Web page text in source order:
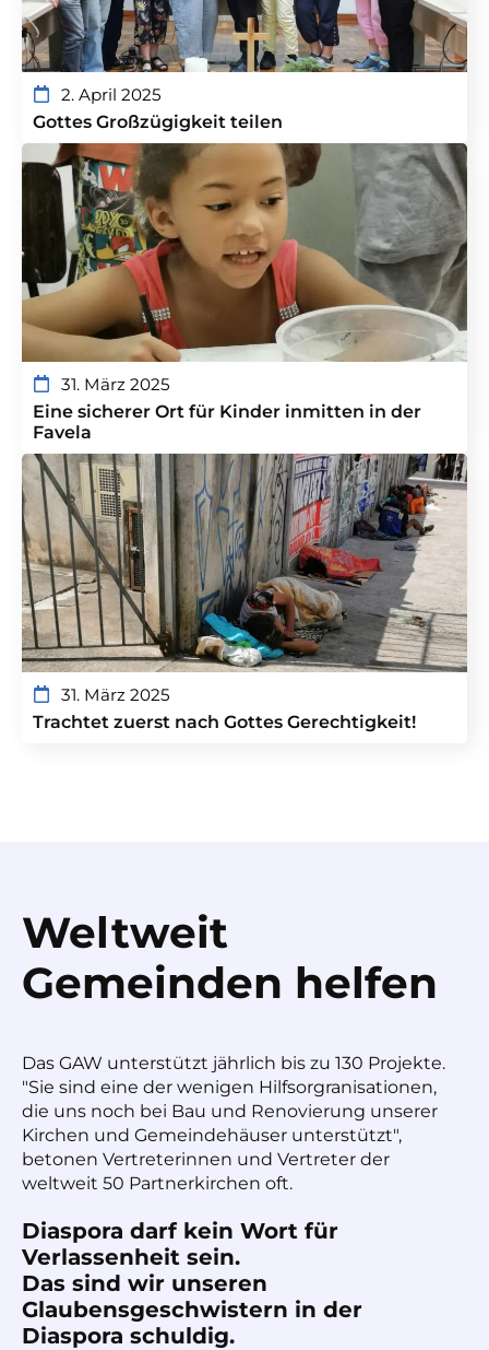
2. April 2025
Gottes Großzügigkeit teilen
31. März 2025
Eine sicherer Ort für Kinder inmitten in der
Favela
31. März 2025
Trachtet zuerst nach Gottes Gerechtigkeit!
Weltweit
Gemeinden helfen
Das GAW unterstützt jährlich bis zu 130 Projekte.
"Sie sind eine der wenigen Hilfsorgranisationen,
die uns noch bei Bau und Renovierung unserer
Kirchen und Gemeindehäuser unterstützt",
betonen Vertreterinnen und Vertreter der
weltweit 50 Partnerkirchen oft.
Diaspora darf kein Wort für
Verlassenheit sein.
Das sind wir unseren
Glaubensgeschwistern in der
Diaspora schuldig.